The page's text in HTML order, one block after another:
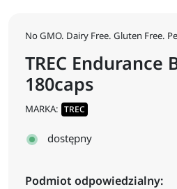
No GMO. Dairy Free. Gluten Free.
TREC Endurance
180caps
MARKA: TREC
dostępny
Podmiot odpowiedzialny: